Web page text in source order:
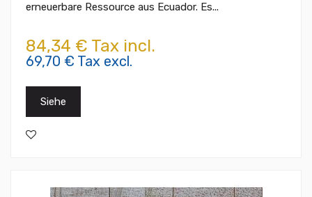
erneuerbare Ressource aus Ecuador. Es...
84,34 € Tax incl.
69,70 € Tax excl.
Siehe